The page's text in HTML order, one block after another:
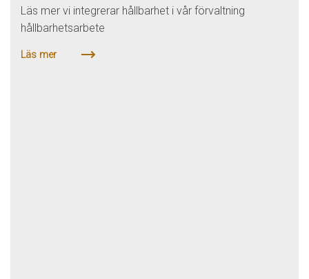
Läs mer vi integrerar hållbarhet i vår förvaltning
hållbarhetsarbete
Läs mer